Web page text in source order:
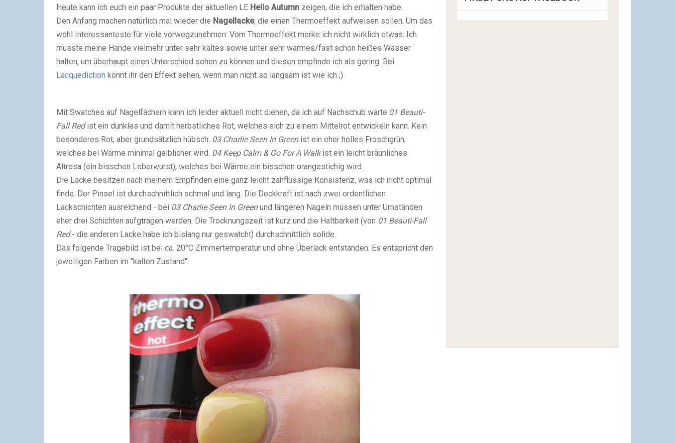
Heute kann ich euch ein paar Produkte der aktuellen LE Hello Autumn zeigen, die ich erhalten habe.
Den Anfang machen natürlich mal wieder die Nagellacke, die einen Thermoeffekt aufweisen sollen. Um das
wohl Interessanteste für viele vorwegzunehmen: Vom Thermoeffekt merke ich nicht wirklich etwas. Ich
musste meine Hände vielmehr unter sehr kaltes sowie unter sehr warmes/fast schon heißes Wasser
halten, um überhaupt einen Unterschied sehen zu können und diesen empfinde ich als gering. Bei
Lacquediction könnt ihr den Effekt sehen, wenn man nicht so langsam ist wie ich ;)
Mit Swatches auf Nagelfächern kann ich leider aktuell nicht dienen, da ich auf Nachschub warte.01 Beauti-
Fall Redist ein dunkles und damit herbstliches Rot, welches sich zu einem Mittelrot entwickeln kann. Kein
besonderes Rot, aber grundsätzlich hübsch. 03 Charlie Seen In Greenist ein eher helles Froschgrün,
welches bei Wärme minimal gelblicher wird. 04 Keep Calm & Go For A Walkist ein leicht bräunliches
Altrosa (ein bisschen Leberwurst), welches bei Wärme ein bisschen orangestichig wird.
Die Lacke besitzen nach meinem Empfinden eine ganz leicht zähflüssige Konsistenz, was ich nicht optimal
finde. Der Pinsel ist durchschnittlich schmal und lang. Die Deckkraft ist nach zwei ordentlichen
Lackschichten ausreichend - bei 03 Charlie Seen In Greenund längeren Nägeln müssen unter Umständen
eher drei Schichten aufgtragen werden. Die Trocknungszeit ist kurz und die Haltbarkeit (von 01 Beauti-Fall
Red- die anderen Lacke habe ich bislang nur geswatcht) durchschnittlich solide.
Das folgende Tragebild ist bei ca. 20°C Zimmertemperatur und ohne Überlack entstanden. Es entspricht den
jeweiligen Farben im "kalten Zustand".